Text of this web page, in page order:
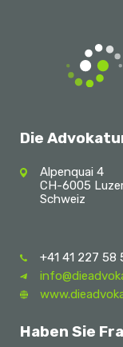
Die
Alpenquai 4
CH-6005
Schweiz
+41 41 227 58
Haben Sie